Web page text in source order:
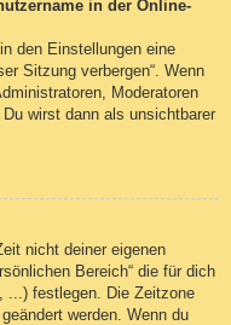
in der Online-
den Einstellungen eine
Sitzung verbergen“. Wenn
Moderatoren
wirst dann als unsichtbarer
nicht deiner eigenen
Bereich“ die für dich
...) festlegen. Die Zeitzone
werden. Wenn du